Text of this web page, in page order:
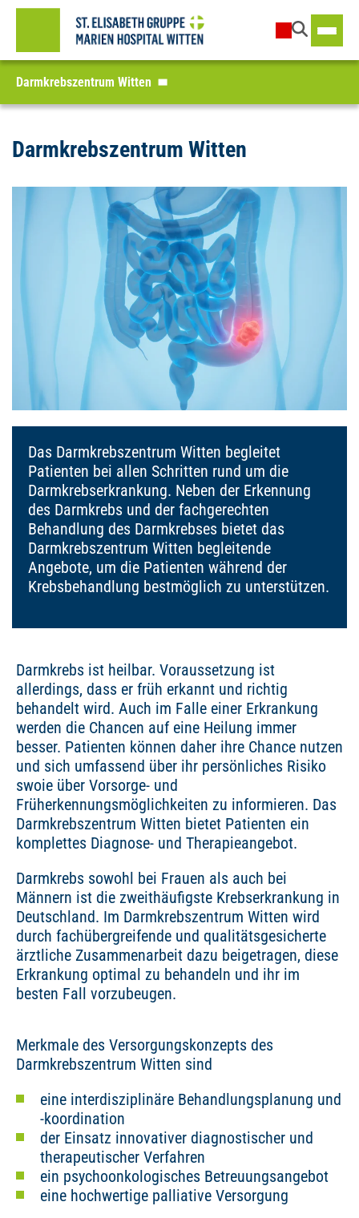
Darmkrebszentrum Witten
Darmkrebszentrum Witten
Das Darmkrebszentrum Witten begleitet
Patienten bei allen Schritten rund um die
Darmkrebserkrankung. Neben der Erkennung
des Darmkrebs und der fachgerechten
Behandlung des Darmkrebses bietet das
Darmkrebszentrum Witten begleitende
Angebote, um die Patienten während der
Krebsbehandlung bestmöglich zu unterstützen.
Darmkrebs ist heilbar. Voraussetzung ist
allerdings, dass er früh erkannt und richtig
behandelt wird. Auch im Falle einer Erkrankung
werden die Chancen auf eine Heilung immer
besser. Patienten können daher ihre Chance nutzen
und sich umfassend über ihr persönliches Risiko
swoie über Vorsorge- und
Früherkennungsmöglichkeiten zu informieren. Das
Darmkrebszentrum Witten bietet Patienten ein
komplettes Diagnose- und Therapieangebot.
Darmkrebs sowohl bei Frauen als auch bei
Männern ist die zweithäufigste Krebserkrankung in
Deutschland. Im Darmkrebszentrum Witten wird
durch fachübergreifende und qualitätsgesicherte
ärztliche Zusammenarbeit dazu beigetragen, diese
Erkrankung optimal zu behandeln und ihr im
besten Fall vorzubeugen.
Merkmale des Versorgungskonzepts des
Darmkrebszentrum Witten sind
eine interdisziplinäre Behandlungsplanung und
-koordination
der Einsatz innovativer diagnostischer und
therapeutischer Verfahren
ein psychoonkologisches Betreuungsangebot
eine hochwertige palliative Versorgung